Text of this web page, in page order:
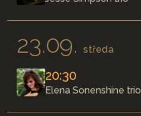
23.09.středa
20:30
Elena Sonenshine trio